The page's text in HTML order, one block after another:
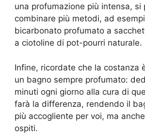
una profumazione più intensa, si
combinare più metodi, ad
bicarbonato profumato a
a ciotoline di pot-pourri naturale.
Infine, ricordate che la costanza
un bagno sempre profumato:
minuti ogni giorno alla cura di
farà la differenza, rendendo il
più accogliente per voi, ma
ospiti.